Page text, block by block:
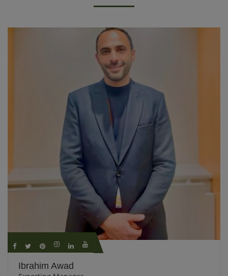
Ibrahim Awad